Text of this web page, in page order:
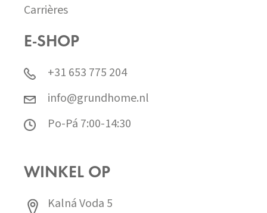
Carrières
E-SHOP
+31 653 775 204
info@grundhome.nl
Po-Pá 7:00-14:30
WINKEL OP
Kalná Voda 5